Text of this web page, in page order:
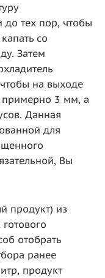
до тех пор, чтобы
со
Затем
на выходе
примерно 3 мм, а
Данная
для
Вы
продукт) из
отобрать
ранее
продукт